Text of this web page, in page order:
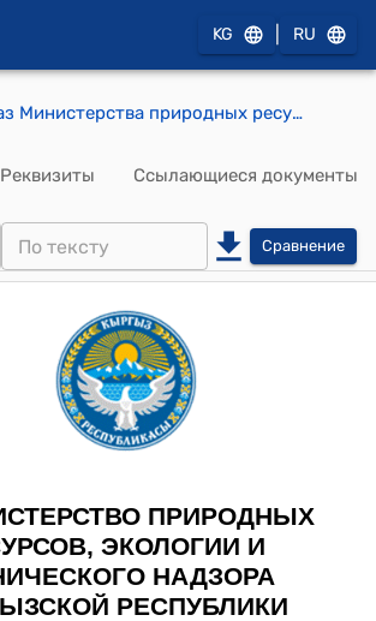
KG RU
Приказ Министерства природных ресурсов, экологии и технического надзора Кыргызской Республики от 24 января 2025 года № 01-01/20 "Об утверждении Правил безопасности опасных производственных объектов, на которых используются подъемные сооружения"
Реквизиты Ссылающиеся документы
Сравнение